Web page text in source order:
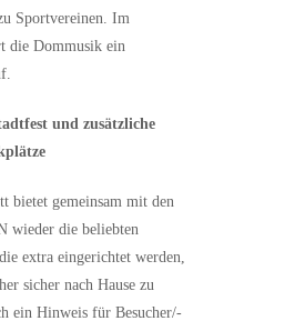
Sportvereinen. Im
die Dommusik ein
und zusätzliche
bietet gemeinsam mit den
wieder die beliebten
extra eingerichtet werden,
sicher nach Hause zu
ein Hinweis für Besucher/-